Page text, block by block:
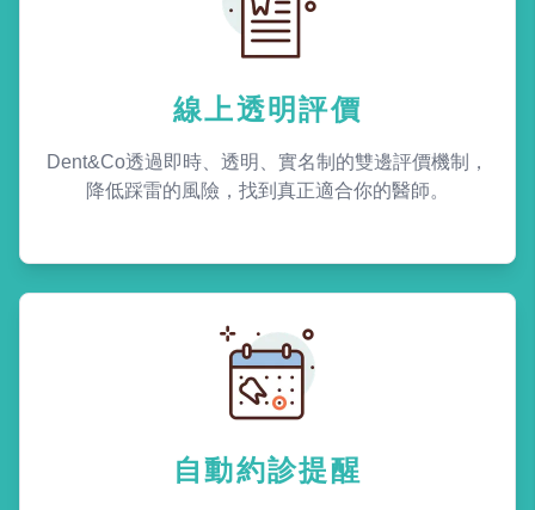
線上透明評價
Dent&Co透過即時、透明、實名制的雙邊評價機制，
降低踩雷的風險，找到真正適合你的醫師。
自動約診提醒